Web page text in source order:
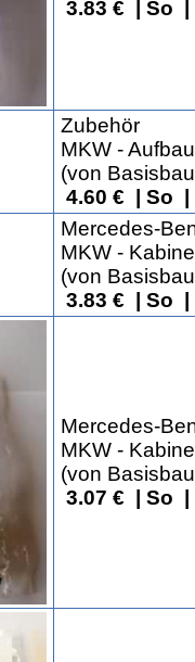
3.83 € | So
Zubehör
MKW -
(von
4.60 € | So
Mercedes-
MKW -
(von
3.83 € | So
Mercedes-
MKW -
(von
3.07 € | So